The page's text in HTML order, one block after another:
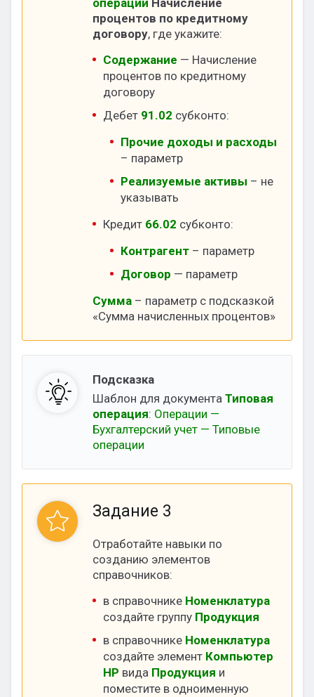
операции Начисление
процентов по кредитному
договору, где укажите:
Содержание — Начисление
процентов по кредитному
договору
Дебет 91.02 субконто:
Прочие доходы и расходы
– параметр
Реализуемые активы – не
указывать
Кредит 66.02 субконто:
Контрагент – параметр
Договор — параметр
Сумма – параметр с подсказкой
«Сумма начисленных процентов»
Подсказка
Шаблон для документа Типовая
операция: Операции —
Бухгалтерский учет — Типовые
операции
Задание 3
Отработайте навыки по
созданию элементов
справочников:
в справочнике Номенклатура
создайте группу Продукция
в справочнике Номенклатура
создайте элемент Компьютер
HP вида Продукция и
поместите в одноименную